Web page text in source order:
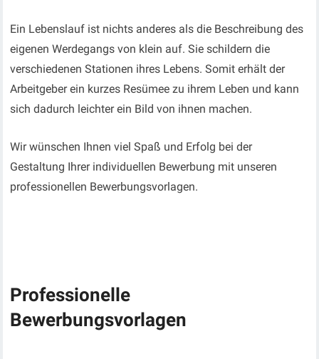
Ein Lebenslauf ist nichts anderes als die Beschreibung des
eigenen Werdegangs von klein auf. Sie schildern die
verschiedenen Stationen ihres Lebens. Somit erhält der
Arbeitgeber ein kurzes Resümee zu ihrem Leben und kann
sich dadurch leichter ein Bild von ihnen machen.
Wir wünschen Ihnen viel Spaß und Erfolg bei der
Gestaltung Ihrer individuellen Bewerbung mit unseren
professionellen Bewerbungsvorlagen.
Professionelle
Bewerbungsvorlagen